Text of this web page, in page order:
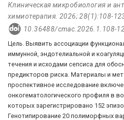
Клиническая микробиология и
химиотерапия. 2026; 28(1):108-
10.36488/cmac.2026.1.108-
Цель. Выявить ассоциации
иммунной, эндотелиальной и
течения и исходами сепсиса для
предикторов риска. Материалы и
проспективное исследование
онкогематологического профиля в
которых зарегистрировано 152
Генотипирование 20 полиморфных